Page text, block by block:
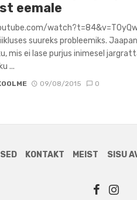
eemale
suureks probleemiks.
mis ei lase purjus inimesel
...
09/08/2015 0
KONTAKT MEIST SISU